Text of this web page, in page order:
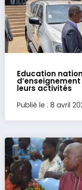
Education
leurs activités
Publié le : 8 avril